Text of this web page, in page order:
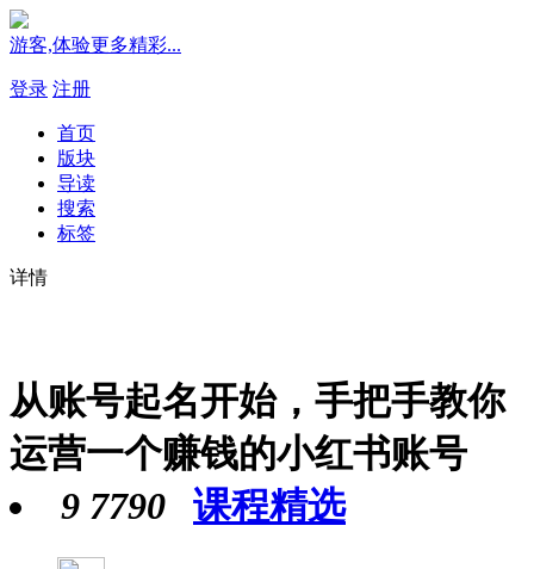
游客,体验更多精彩...
登录 注册
首页
版块
导读
搜索
标签
详情
从账号起名开始，手把手教你
运营一个赚钱的小红书账号
9 7790 课程精选